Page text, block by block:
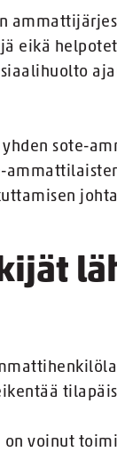
eikä
sote-
voinut